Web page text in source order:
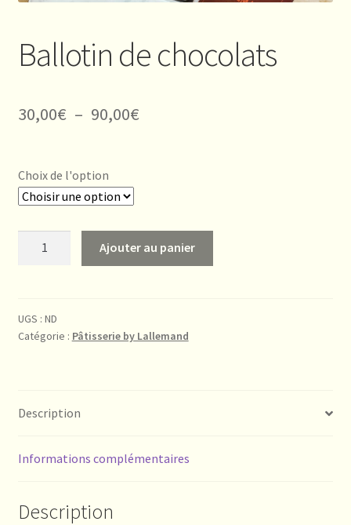
Ballotin de chocolats
30,00€ – 90,00€Plage
à
90,00€
Choix de l'option
chocolats
Ajouter au panier
UGS : ND
Catégorie : Pâtisserie by Lallemand
Description
Informations complémentaires
Description